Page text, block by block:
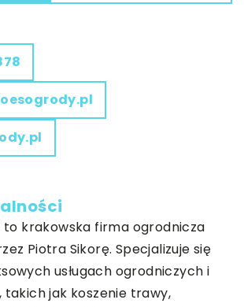
to krakowska firma ogrodnicza
Piotra Sikorę. Specjalizuje się
usługach ogrodniczych i
jak koszenie trawy,